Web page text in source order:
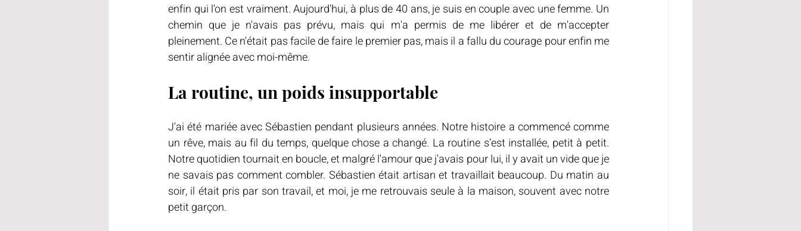
enfin qui l'on est vraiment. Aujourd'hui, à plus de 40 ans, je suis en couple avec une femme. Un
chemin que je n'avais pas prévu, mais qui m'a permis de me libérer et de m'accepter
pleinement. Ce n'était pas facile de faire le premier pas, mais il a fallu du courage pour enfin me
sentir alignée avec moi-même.
La routine, un poids insupportable
J'ai été mariée avec Sébastien pendant plusieurs années. Notre histoire a commencé comme
un rêve, mais au fil du temps, quelque chose a changé. La routine s’est installée, petit à petit.
Notre quotidien tournait en boucle, et malgré l'amour que j'avais pour lui, il y avait un vide que je
ne savais pas comment combler. Sébastien était artisan et travaillait beaucoup. Du matin au
soir, il était pris par son travail, et moi, je me retrouvais seule à la maison, souvent avec notre
petit garçon.